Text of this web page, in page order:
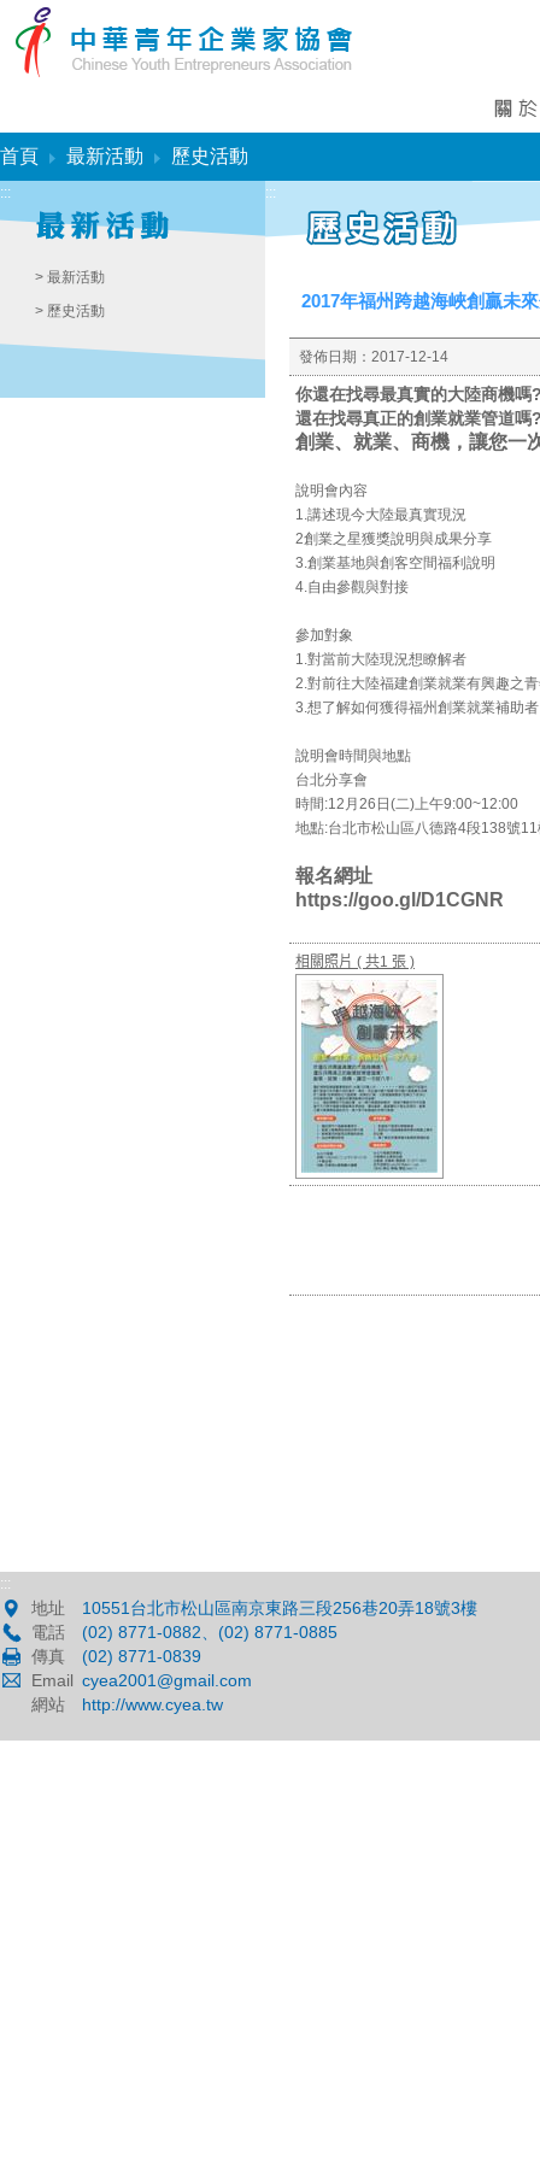
首頁 最新活動 歷史活動
:::
> 最新活動
> 歷史活動
:::
2017年福州跨越海峽創贏未
發佈日期： 2017-12-14
你還在找尋最真實的大陸商機嗎
還在找尋真正的創業就業管道嗎
創業、就業、商機，讓您一
說明會內容
1.講述現今大陸最真實現況
2創業之星獲獎說明與成果分享
3.創業基地與創客空間福利說明
4.自由參觀與對接
參加對象
1.對當前大陸現況想瞭解者
2.對前往大陸福建創業就業有興趣之
3.想了解如何獲得福州創業就業補助者
說明會時間與地點
台北分享會
時間:12月26日(二)上午9:00~12:00
地點:台北市松山區八德路4段138號
報名網址
https://goo.gl/D1CGNR
相關照片 ( 共1 張 )
:::
地址
10551台北市松山區南京東路三段256巷20弄18號3樓
電話
(02) 8771-0882、(02) 8771-0885
傳真
(02) 8771-0839
Email cyea2001@gmail.com
網站
http://www.cyea.tw